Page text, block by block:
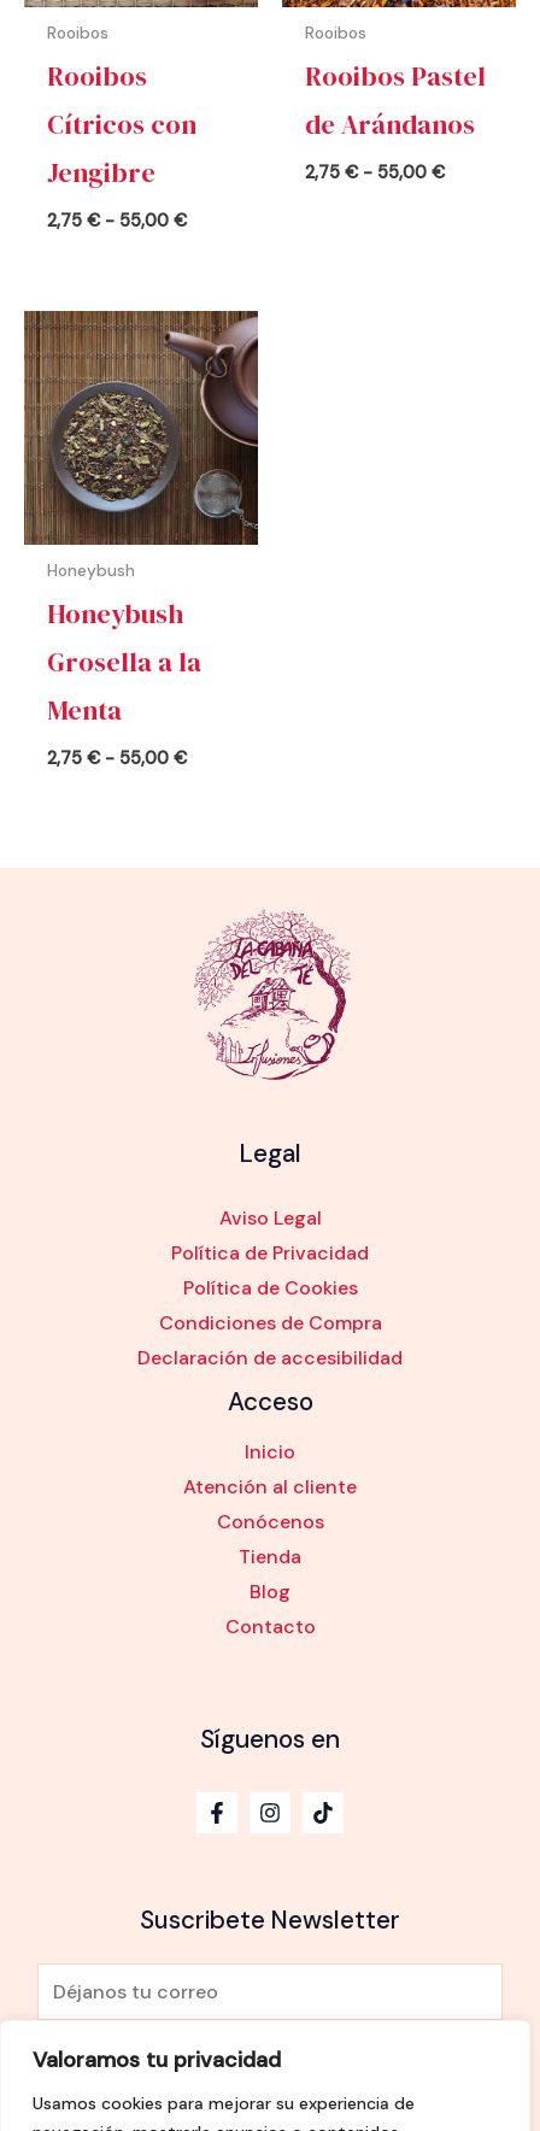
Valoramos tu privacidad
Usamos cookies para mejorar su experiencia de
Rooibos
Rooibos
Cítricos con
Jengibre
2,75€ - 55,00€
Rooibos
Rooibos Pastel
de Arándanos
2,75€ - 55,00€
Honeybush
Honeybush
Grosella a la
Menta
2,75€ - 55,00€
Rango
de
precios:
desde
2,75 €
hasta
55,00 €
Legal
Aviso Legal
Política de Privacidad
Política de Cookies
Condiciones de Compra
Declaración de accesibilidad
Acceso
Inicio
Atención al cliente
Conócenos
Tienda
Blog
Contacto
Síguenos en
Suscribete Newsletter
m
a
He leído y Acepto lapolítica de privacidad